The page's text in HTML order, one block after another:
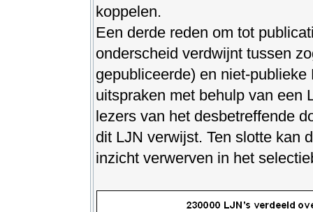
koppelen.
Een derde reden om tot
onderscheid verdwijnt tussen
gepubliceerde) en niet-
uitspraken met behulp van een
lezers van het desbetreffende
dit LJN verwijst. Ten slotte kan
inzicht verwerven in het